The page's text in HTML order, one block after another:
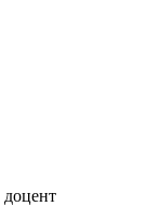
доцент